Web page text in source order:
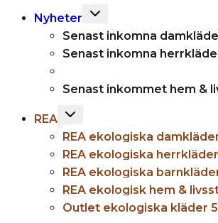
Nyheter
Toggle
child
menu
Senast inkomna
Senast inkomna
Senast inkommet hem &
REA Toggle
menu
REA ekologiska
REA ekologiska herrkläder
REA ekologiska
REA ekologisk hem &
Outlet ekologiska kläder